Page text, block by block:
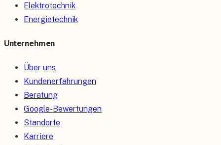
Elektrotechnik
Energietechnik
Unternehmen
Über uns
Kundenerfahrungen
Beratung
Google-Bewertungen
Standorte
Karriere